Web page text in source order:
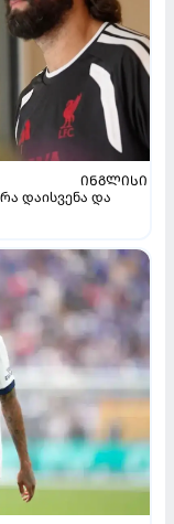
ᲘᲜᲒᲚᲘᲡᲘ
დაისვენა და